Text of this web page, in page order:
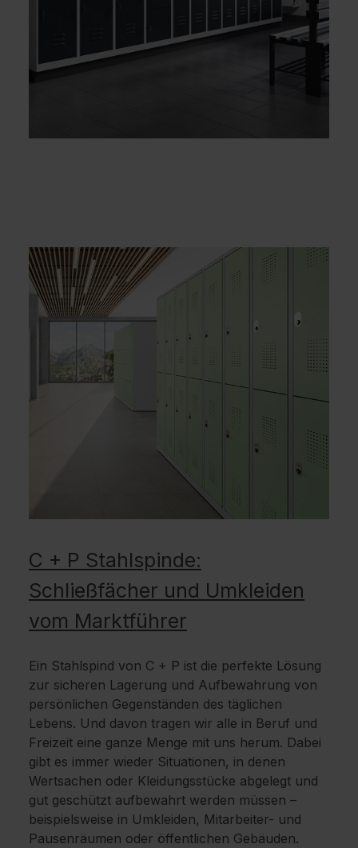
C + P Stahlspinde:
Schließfächer und Umkleiden
vom Marktführer
Ein Stahlspind von C + P ist die perfekte Lösung
zur sicheren Lagerung und Aufbewahrung von
persönlichen Gegenständen des täglichen
Lebens. Und davon tragen wir alle in Beruf und
Freizeit eine ganze Menge mit uns herum. Dabei
gibt es immer wieder Situationen, in denen
Wertsachen oder Kleidungsstücke abgelegt und
gut geschützt aufbewahrt werden müssen –
beispielsweise in Umkleiden, Mitarbeiter- und
Pausenräumen oder öffentlichen Gebäuden.